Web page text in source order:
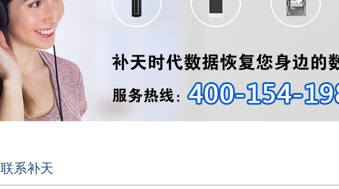
联系补天